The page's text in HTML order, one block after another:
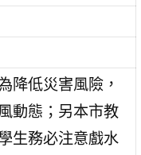
降低災害風險，
動態；另本市教
生務必注意戲水